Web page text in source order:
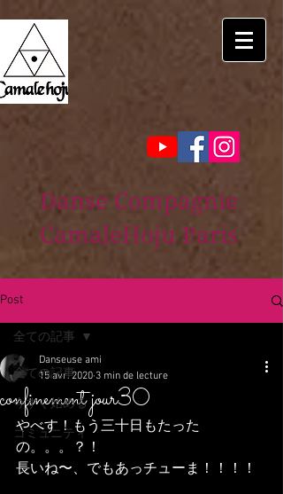
Danse Compagnie
CamaleHoju Paris
Post
全ての記事
今すぐ始める
コミュニティ
全ての記事
confinement jour30
Danseuse ami
15 avr. 2020 3 min de lecture
やべす！もう三十日もたった
の。。。？！
長いね〜、でもあっチューま！！！！